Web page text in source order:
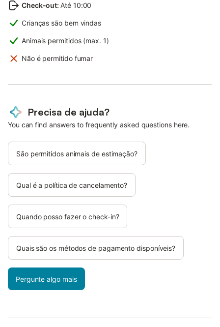
Check-out: Até 10:00
Crianças são bem vindas
Animais permitidos (max. 1)
Não é permitido fumar
Precisa de ajuda?
You can find answers to frequently asked questions here.
São permitidos animais de estimação?
Qual é a política de cancelamento?
Quando posso fazer o check-in?
Quais são os métodos de pagamento disponíveis?
Pergunte algo mais